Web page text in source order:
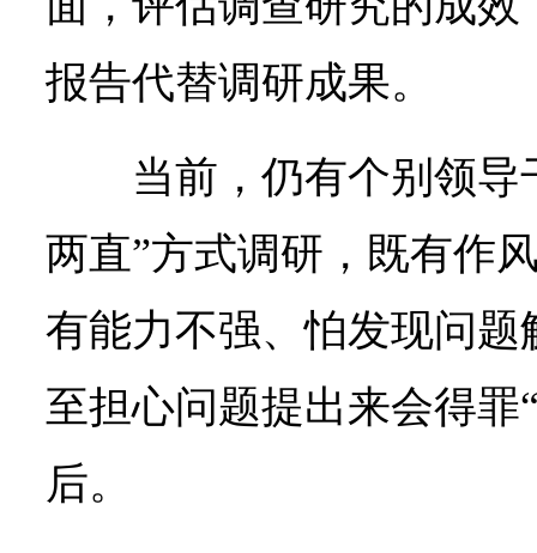
报告代替调研成果。
当前，仍有个别领
两直”方式调研，既有作
有能力不强、怕发现问
至担心问题提出来会得罪
后。